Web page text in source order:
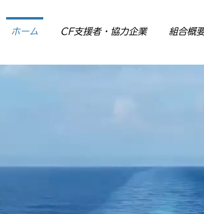
ホーム CF支援者・協力企業 組合概